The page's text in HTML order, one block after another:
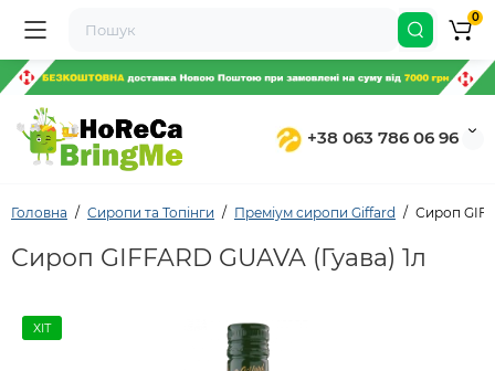
+38 063 786 06 96
0
Головна Сиропи та Топінги Преміум сиропи Giffard Сироп
Сироп GIFFARD GUAVA (Гуава) 1л
ХІТ